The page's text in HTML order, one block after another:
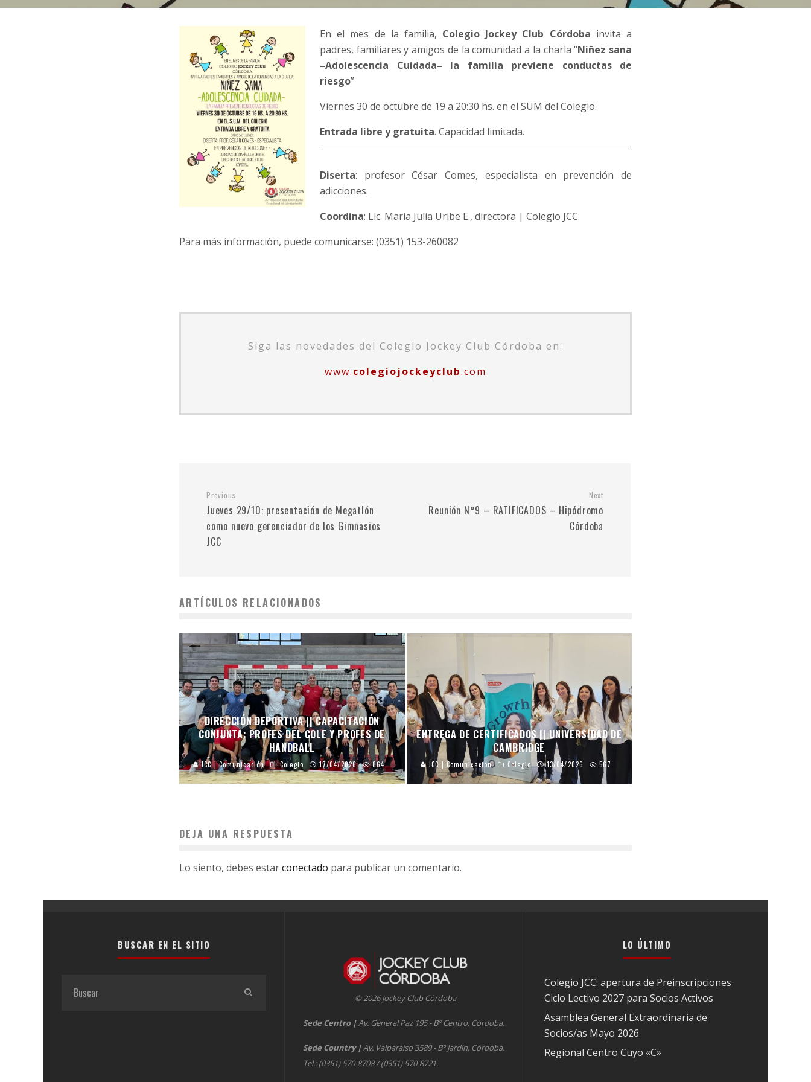
En el mes de la familia, Colegio Jockey Club Córdoba invita a
padres, familiares y amigos de la comunidad a la charla “Niñez sana
–Adolescencia Cuidada– la familia previene conductas de
riesgo”
Viernes 30 de octubre de 19 a 20:30 hs. en el SUM del Colegio.
Entrada libre y gratuita. Capacidad limitada.
Diserta: profesor César Comes, especialista en prevención de
adicciones.
Coordina: Lic. María Julia Uribe E., directora | Colegio JCC.
Para más información, puede comunicarse: (0351) 153-260082
Siga las novedades del Colegio Jockey Club Córdoba en:
www.colegiojockeyclub.com
Previous
Jueves 29/10: presentación de Megatlón
como nuevo gerenciador de los Gimnasios
JCC
Next
Reunión N°9 – RATIFICADOS – Hipódromo
Córdoba
ARTÍCULOS RELACIONADOS
DIRECCIÓN DEPORTIVA || CAPACITACIÓN
CONJUNTA: PROFES DEL COLE Y PROFES DE
HANDBALL
JCC | Comunicación Colegio 17/04/2026 864
ENTREGA DE CERTIFICADOS || UNIVERSIDAD DE
CAMBRIDGE
JCC | Comunicación Colegio 13/04/2026 567
DEJA UNA RESPUESTA
Lo siento, debes estarconectado para publicar un comentario.
BUSCAR EN EL SITIO
© 2026 Jockey Club Córdoba
Sede Centro |Av. General Paz 195 - Bº Centro, Córdoba.
Sede Country |Av. Valparaíso 3589 - Bº Jardín, Córdoba.
Tel.: (0351) 570-8708 / (0351) 570-8721.
LO ÚLTIMO
Colegio JCC: apertura de Preinscripciones
Ciclo Lectivo 2027 para Socios Activos
Asamblea General Extraordinaria de
Socios/as Mayo 2026
Regional Centro Cuyo «C»